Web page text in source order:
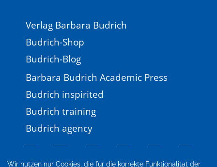
Wir nutzen nur Cookies, die für die korrekte Funktionalität der
Verlag Barbara Budrich
Budrich-Shop
Budrich-Blog
Barbara Budrich Academic Press
Budrich inspirited
Budrich training
Budrich agency